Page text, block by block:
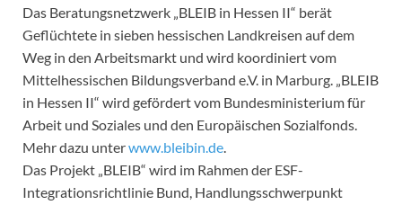
Das Beratungsnetzwerk „BLEIB in Hessen II“ berät
Geflüchtete in sieben hessischen Landkreisen auf dem
Weg in den Arbeitsmarkt und wird koordiniert vom
Mittelhessischen Bildungsverband e.V. in Marburg. „BLEIB
in Hessen II“ wird gefördert vom Bundesministerium für
Arbeit und Soziales und den Europäischen Sozialfonds.
Mehr dazu unterwww.bleibin.de.
Das Projekt „BLEIB“ wird im Rahmen der ESF-
Integrationsrichtlinie Bund, Handlungsschwerpunkt